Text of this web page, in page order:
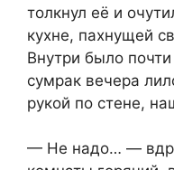
толкнул её и
кухне, пахнущей
Внутри было
сумрак вечера
рукой по стене,
— Не надо… —